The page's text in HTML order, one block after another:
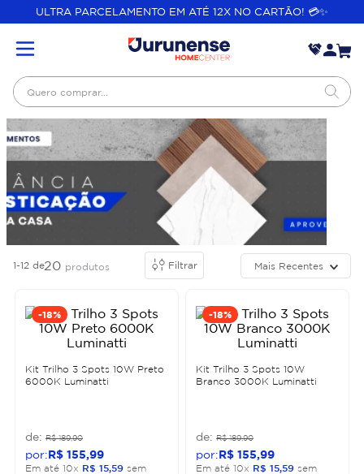
ULTRA PARCELAMENTO EM ATÉ 12X NO CARTÃO! 💳✨
Quero comprar...
1-12 de20 produtos Filtrar Mais Recentes
-18%
Kit Trilho 3 Spots 10W Preto
6000K Luminatti
R$ 189,90
R$ 155 99
Em até 10x R$ 15 59 sem
-18%
Kit Trilho 3 Spots 10W
Branco 3000K Luminatti
R$ 189,90
R$ 155 99
Em até 10x R$ 15 59 sem